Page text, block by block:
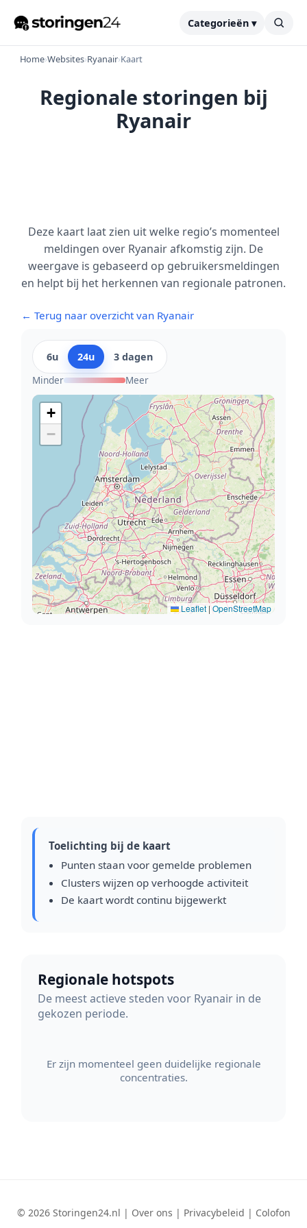
Categorieën ▾
Home›Websites›Ryanair›Kaart
Regionale storingen bij
Ryanair
Deze kaart laat zien uit welke regio’s momenteel
meldingen over Ryanair afkomstig zijn. De
weergave is gebaseerd op gebruikersmeldingen
en helpt bij het herkennen van regionale patronen.
← Terug naar overzicht van Ryanair
6u 24u
3 dagen
Minder
Meer
+
−
Leaflet|OpenStreetMap
Toelichting bij de kaart
Punten staan voor gemelde problemen
Clusters wijzen op verhoogde activiteit
De kaart wordt continu bijgewerkt
Regionale hotspots
De meest actieve steden voor Ryanair in de
gekozen periode.
Er zijn momenteel geen duidelijke regionale
concentraties.
© 2026 Storingen24.nl | Over ons | Privacybeleid | Colofon